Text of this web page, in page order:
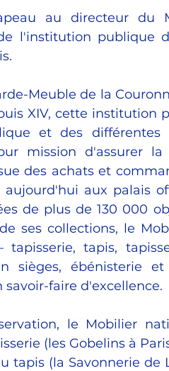
au directeur du
l'institution publique
Meuble de la
XIV, cette
et des différentes
mission d'assurer
des achats et
aujourd'hui aux palais
de plus de 130 000
ses collections, le
tapisserie, tapis,
sièges, ébénisterie
faire d'excellence.
le Mobilier
(les Gobelins à
tapis (la Savonnerie